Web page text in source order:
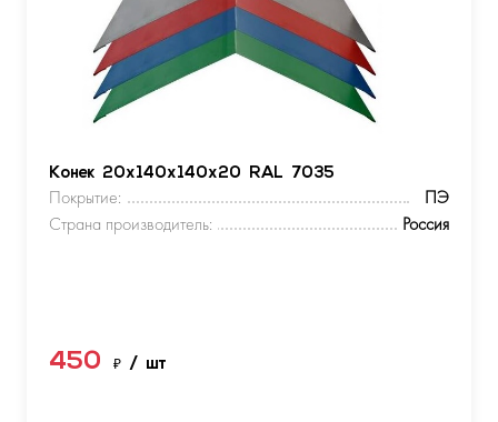
Конек 20х140х140х20 RAL 7035
Покрытие:
ПЭ
Страна производитель:
Россия
450 ₽ / шт